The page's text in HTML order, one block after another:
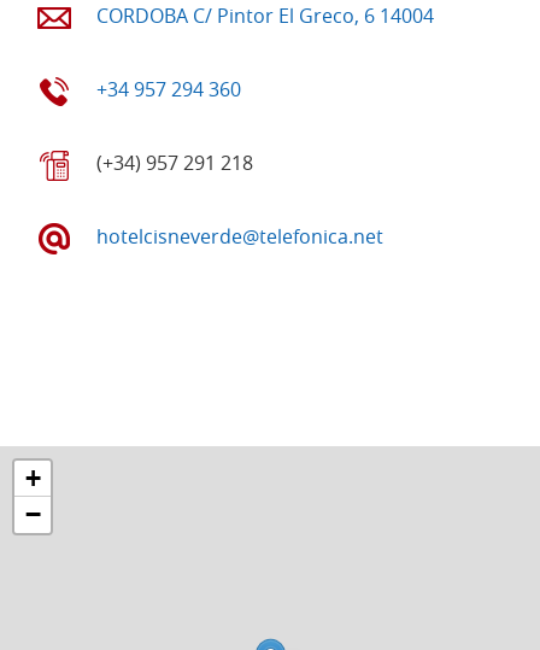
CORDOBA C/ Pintor El Greco, 6 14004
+34 957 294 360
(+34) 957 291 218
hotelcisneverde@telefonica.net
+
−